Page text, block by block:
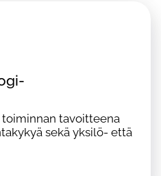
tavoitteena
sekä yksilö- että